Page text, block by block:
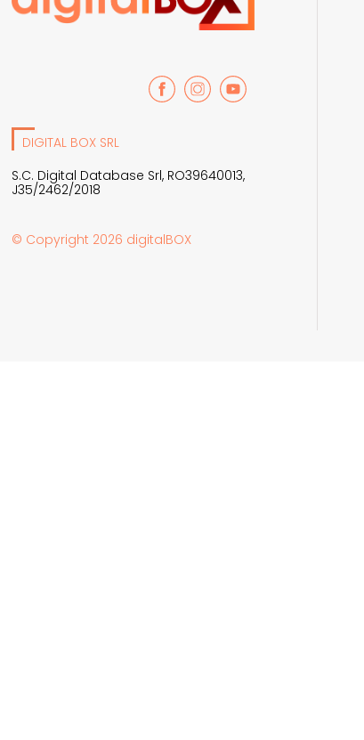
DIGITAL BOX SRL
S.C. Digital Database Srl, RO39640013,
J35/2462/2018
© Copyright 2026 digitalBOX